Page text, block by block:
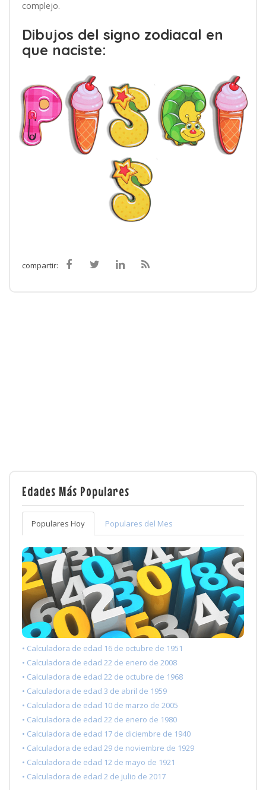
complejo.
Dibujos del signo zodiacal en
que naciste:
compartir:
Edades Más Populares
Populares Hoy Populares del Mes
• Calculadora de edad 16 de octubre de 1951
• Calculadora de edad 22 de enero de 2008
• Calculadora de edad 22 de octubre de 1968
• Calculadora de edad 3 de abril de 1959
• Calculadora de edad 10 de marzo de 2005
• Calculadora de edad 22 de enero de 1980
• Calculadora de edad 17 de diciembre de 1940
• Calculadora de edad 29 de noviembre de 1929
• Calculadora de edad 12 de mayo de 1921
• Calculadora de edad 2 de julio de 2017